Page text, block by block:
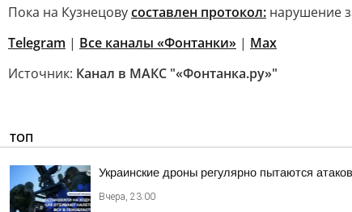
Пока на Кузнецовусоставлен протокол: нарушение
Telegram | Все каналы «Фонтанки» | Max
Источник: Канал в МАКС "«Фонтанка.ру»"
ТОП
Украинские дроны регулярно пытаются
Вчера, 23:00